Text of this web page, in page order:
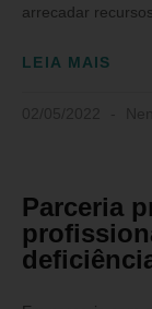
arrecadar
LEIA MAIS
Parceria